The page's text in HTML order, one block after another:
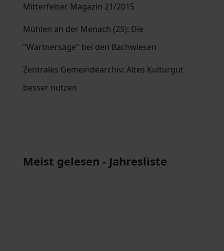
Mitterfelser Magazin 21/2015
Mühlen an der Menach (25): Die
"Wartnersäge" bei den Bachwiesen
Zentrales Gemeindearchiv: Altes Kulturgut
besser nutzen
Meist gelesen - Jahresliste